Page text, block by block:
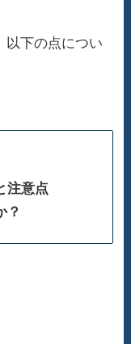
以下の点につい
注意点
？